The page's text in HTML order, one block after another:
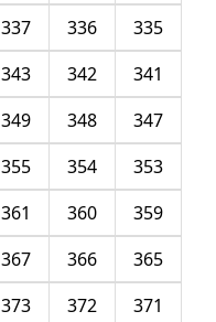
335
336
337
341
342
343
347
348
349
353
354
355
359
360
361
365
366
367
371
372
373